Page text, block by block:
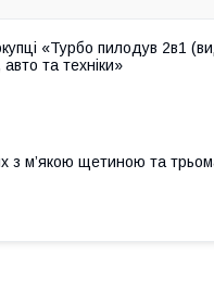
«Турбо пилодув 2в1
та техніки»
з м’якою щетиною та